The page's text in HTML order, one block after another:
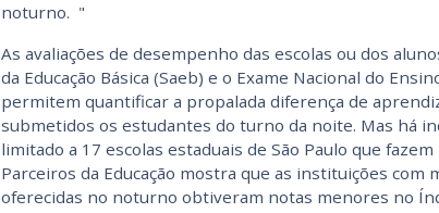
noturno.
As avaliações de desempenho das escolas ou dos
da Educação Básica (Saeb) e o Exame Nacional do
permitem quantificar a propalada diferença de
submetidos os estudantes do turno da noite. Mas há
limitado a 17 escolas estaduais de São Paulo que
Parceiros da Educação mostra que as instituições com
oferecidas no noturno obtiveram notas menores no